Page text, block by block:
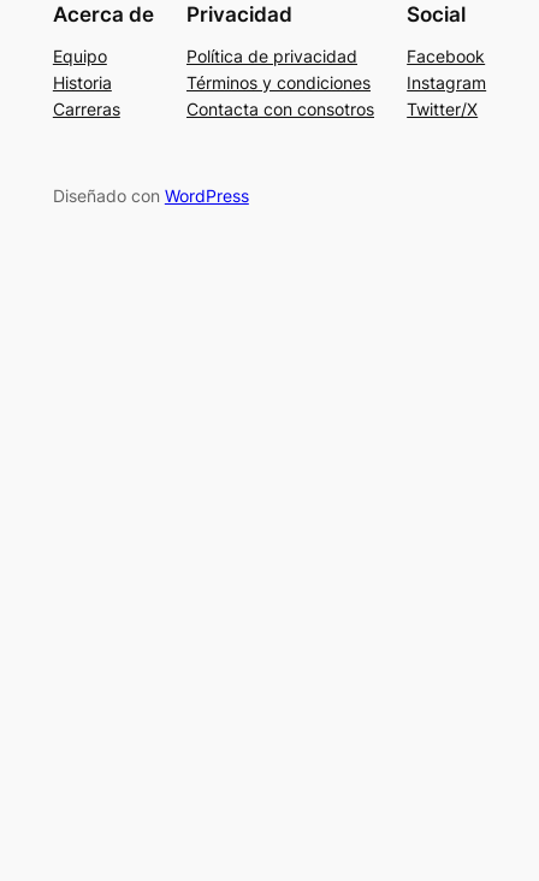
Acerca de
Equipo
Historia
Carreras
Privacidad
Política de privacidad
Términos y condiciones
Contacta con consotros
Social
Facebook
Instagram
Twitter/X
Diseñado con WordPress